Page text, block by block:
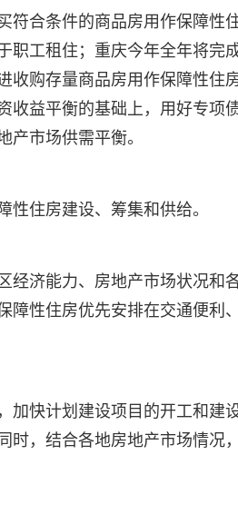
符合条件的商品房用作保障性
职工租住；重庆今年全年将完
购存量商品房用作保障性住
收益平衡的基础上，用好专项
市场供需平衡。
住房建设、筹集和供给。
经济能力、房地产市场状况和
障性住房优先安排在交通便利
加快计划建设项目的开工和建
时，结合各地房地产市场情况